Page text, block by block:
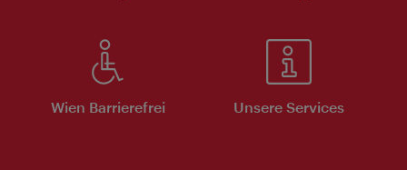
Wien Barrierefrei Unsere Services